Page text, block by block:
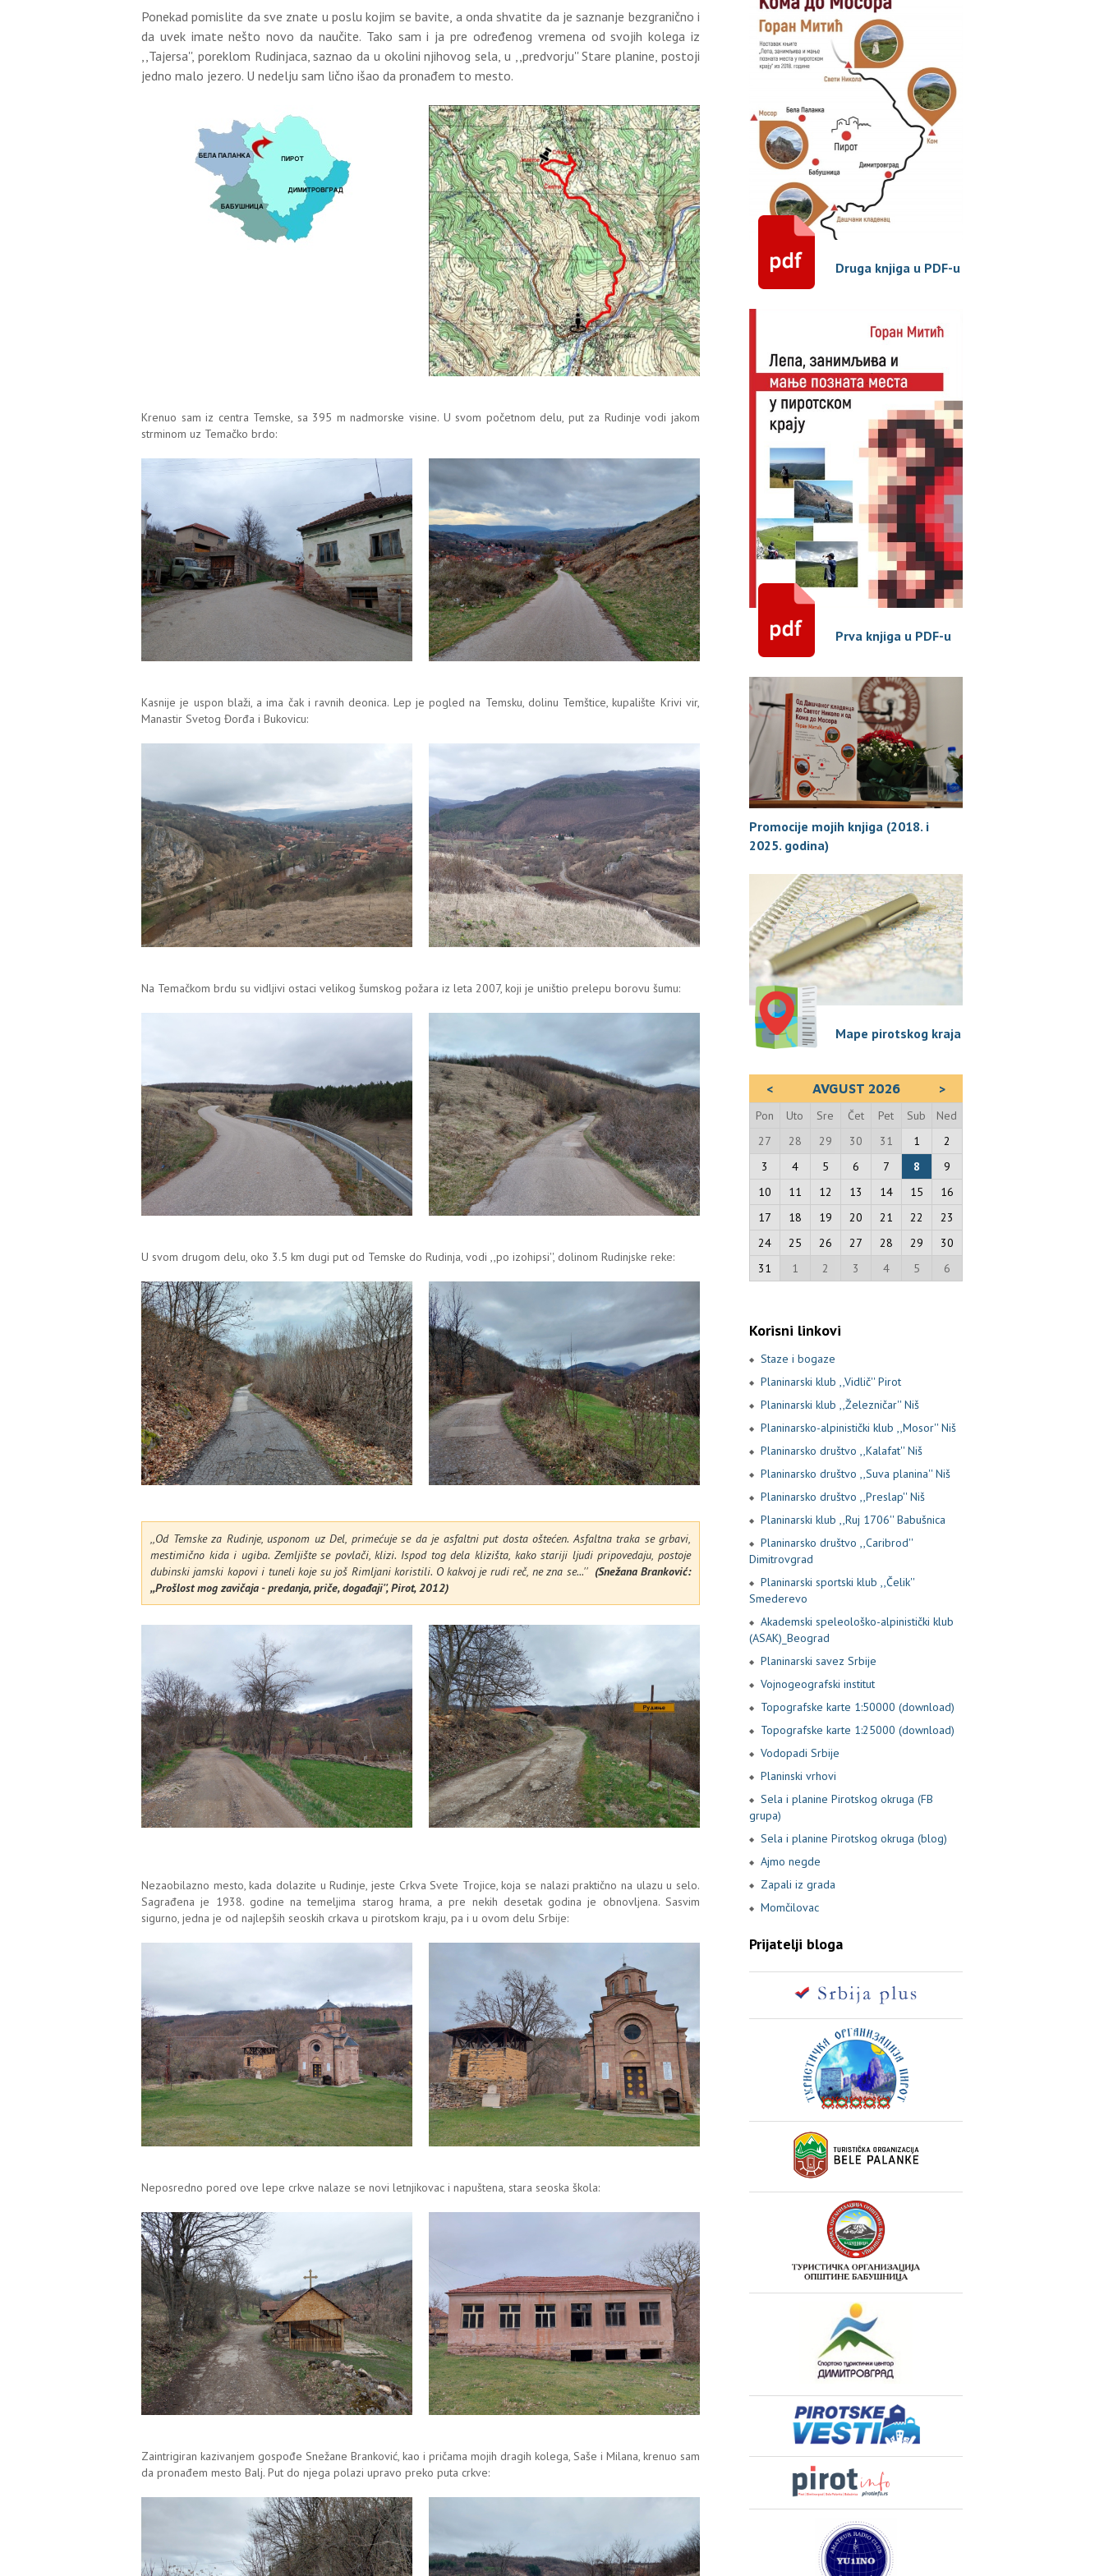
Ponekad pomislite da sve znate u poslu kojim se bavite, a onda shvatite da je saznanje bezgranično i
da uvek imate nešto novo da naučite. Tako sam i ja pre određenog vremena od svojih kolega iz
,,Tajersa'', poreklom Rudinjaca, saznao da u okolini njihovog sela, u ,,predvorju'' Stare planine, postoji
jedno malo jezero. U nedelju sam lično išao da pronađem to mesto.
Krenuo sam iz centra Temske, sa 395 m nadmorske visine. U svom početnom delu, put za Rudinje vodi jakom
strminom uz Temačko brdo:
Kasnije je uspon blaži, a ima čak i ravnih deonica. Lep je pogled na Temsku, dolinu Temštice, kupalište Krivi vir,
Manastir Svetog Đorđa i Bukovicu:
Na Temačkom brdu su vidljivi ostaci velikog šumskog požara iz leta 2007, koji je uništio prelepu borovu šumu:
U svom drugom delu, oko 3.5 km dugi put od Temske do Rudinja, vodi ,,po izohipsi'', dolinom Rudinjske reke:
,,Od Temske za Rudinje, usponom uz Del, primećuje se da je asfaltni put dosta oštećen. Asfaltna traka se grbavi,
mestimično kida i ugiba. Zemljište se povlači, klizi. Ispod tog dela klizišta, kako stariji ljudi pripovedaju, postoje
dubinski jamski kopovi i tuneli koje su još Rimljani koristili. O kakvoj je rudi reč, ne zna se...'' (Snežana Branković:
,,Prošlost mog zavičaja - predanja, priče, događaji'', Pirot, 2012)
Nezaobilazno mesto, kada dolazite u Rudinje, jeste Crkva Svete Trojice, koja se nalazi praktično na ulazu u selo.
Sagrađena je 1938. godine na temeljima starog hrama, a pre nekih desetak godina je obnovljena. Sasvim
sigurno, jedna je od najlepših seoskih crkava u pirotskom kraju, pa i u ovom delu Srbije:
Neposredno pored ove lepe crkve nalaze se novi letnjikovac i napuštena, stara seoska škola:
Zaintrigiran kazivanjem gospođe Snežane Branković, kao i pričama mojih dragih kolega, Saše i Milana, krenuo sam
da pronađem mesto Balj. Put do njega polazi upravo preko puta crkve:
Druga knjiga u PDF-u
Prva knjiga u PDF-u
Promocije mojih knjiga (2018. i
2025. godina)
Mape pirotskog kraja
< AVGUST 2026
>
Pon
Uto Sre Čet Pet Sub
Ned
27
28 29 30 31 1
2
3
4 5 6 7 8
9
10
11 12 13 14 15
16
17
18 19 20 21 22
23
24
25 26 27 28 29
30
31
1 2 3 4 5 6
Korisni linkovi
Staze i bogaze
Planinarski klub ,,Vidlič'' Pirot
Planinarski klub ,,Železničar'' Niš
Planinarsko-alpinistički klub ,,Mosor'' Niš
Planinarsko društvo ,,Kalafat'' Niš
Planinarsko društvo ,,Suva planina'' Niš
Planinarsko društvo ,,Preslap'' Niš
Planinarski klub ,,Ruj 1706'' Babušnica
Planinarsko društvo ,,Caribrod''
Dimitrovgrad
Planinarski sportski klub ,,Čelik''
Smederevo
Akademski speleološko-alpinistički klub
(ASAK)_Beograd
Planinarski savez Srbije
Vojnogeografski institut
Topografske karte 1:50000 (download)
Topografske karte 1:25000 (download)
Vodopadi Srbije
Planinski vrhovi
Sela i planine Pirotskog okruga (FB
grupa)
Sela i planine Pirotskog okruga (blog)
Ajmo negde
Zapali iz grada
Momčilovac
Prijatelji bloga